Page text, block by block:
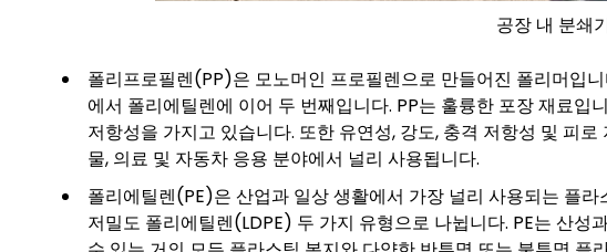
공장 내 분쇄
폴리프로필렌(PP)은 모노머인 프로필렌으로 만들어진 폴리머입
에서 폴리에틸렌에 이어 두 번째입니다. PP는 훌륭한 포장 재료입
저항성을 가지고 있습니다. 또한 유연성, 강도, 충격 저항성 및 피
물, 의료 및 자동차 응용 분야에서 널리 사용됩니다.
폴리에틸렌(PE)은 산업과 일상 생활에서 가장 널리 사용되는 플
저밀도 폴리에틸렌(LDPE) 두 가지 유형으로 나뉩니다. PE는 산성